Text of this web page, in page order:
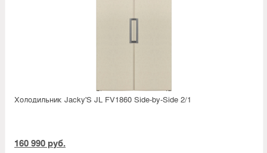
Холодильник Jacky'S JL FV1860 Side-by-Side 2/1
160 990 руб.